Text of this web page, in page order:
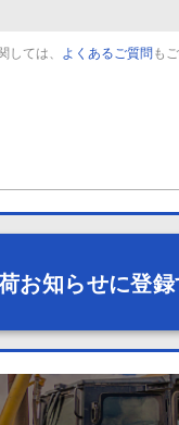
しては、 よくあるご質問も
お知らせに登